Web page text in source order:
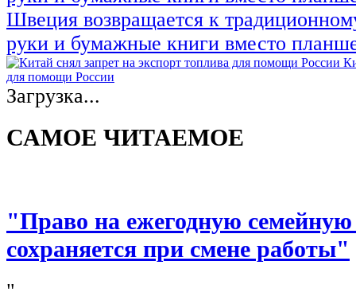
Швеция возвращается к
руки и бумажные книги вместо
для помощи России
Загрузка...
САМОЕ ЧИТАЕМОЕ
"Право на ежегодную
сохраняется при смене работы"
"